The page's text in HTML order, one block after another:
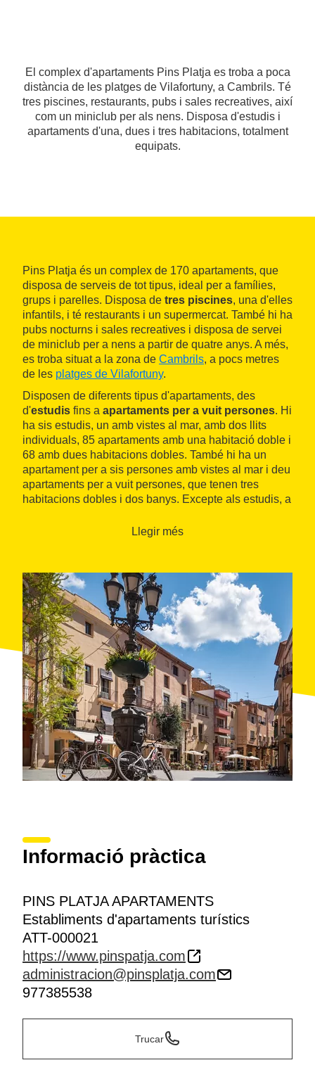
El complex d'apartaments Pins Platja es troba a poca
distància de les platges de Vilafortuny, a Cambrils. Té
tres piscines, restaurants, pubs i sales recreatives, així
com un miniclub per als nens. Disposa d'estudis i
apartaments d'una, dues i tres habitacions, totalment
equipats.
Pins Platja és un complex de 170 apartaments, que
disposa de serveis de tot tipus, ideal per a famílies,
grups i parelles. Disposa de tres piscines, una d'elles
infantils, i té restaurants i un supermercat. També hi ha
pubs nocturns i sales recreatives i disposa de servei
de miniclub per a nens a partir de quatre anys. A més,
es troba situat a la zona de Cambrils, a pocs metres
de les platges de Vilafortuny.
Disposen de diferents tipus d'apartaments, des
d'estudis fins a apartaments per a vuit persones. Hi
ha sis estudis, un amb vistes al mar, amb dos llits
individuals, 85 apartaments amb una habitació doble i
68 amb dues habitacions dobles. També hi ha un
apartament per a sis persones amb vistes al mar i deu
apartaments per a vuit persones, que tenen tres
habitacions dobles i dos banys. Excepte als estudis, a
Tots els apartaments estan equipats amb una cuina,
tenenterrassa
Al complex hi ha diversos espais on es pot fer la
bugada. A més, disposa deservei de manteniment
a les zones comunes hi ha accés gratuït a la xarxa Wi-
Fi. Es pot fer l'estada amb pensió amb esmorzar, amb
mitja pensió o amb pensió completa. A més, a la
recepció es podenllogar bicicletesi sol·licitar caixes
de seguretat i bressols. També faciliten tiquets i
entrades per als parcs temàtics de la zona, com
PortAventurao Aquópolis. Així mateix, als voltants de
la platja hi ha diverses empreses que ofereixen
practicaresports aquàticso altres activitats.
Llegir més
Informació pràctica
PINS PLATJA APARTAMENTS
Establiments d'apartaments turístics
ATT-000021
https://www.pinspatja.com
administracion@pinsplatja.com
977385538
Trucar